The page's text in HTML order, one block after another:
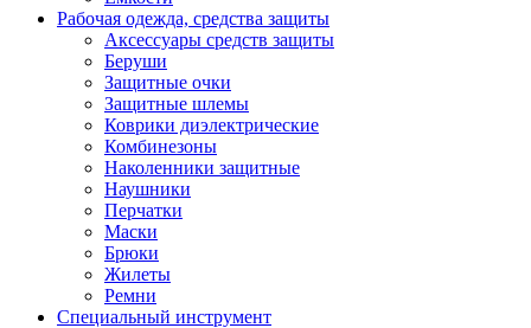
Рабочая одежда, средства защиты
Аксессуары средств защиты
Беруши
Защитные очки
Защитные шлемы
Коврики диэлектрические
Комбинезоны
Наколенники защитные
Наушники
Перчатки
Маски
Брюки
Жилеты
Ремни
Специальный инструмент